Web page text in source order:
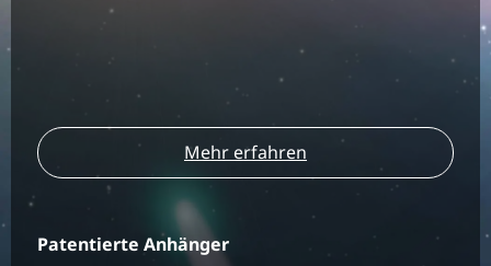
Mehr erfahren
Patentierte Anhänger